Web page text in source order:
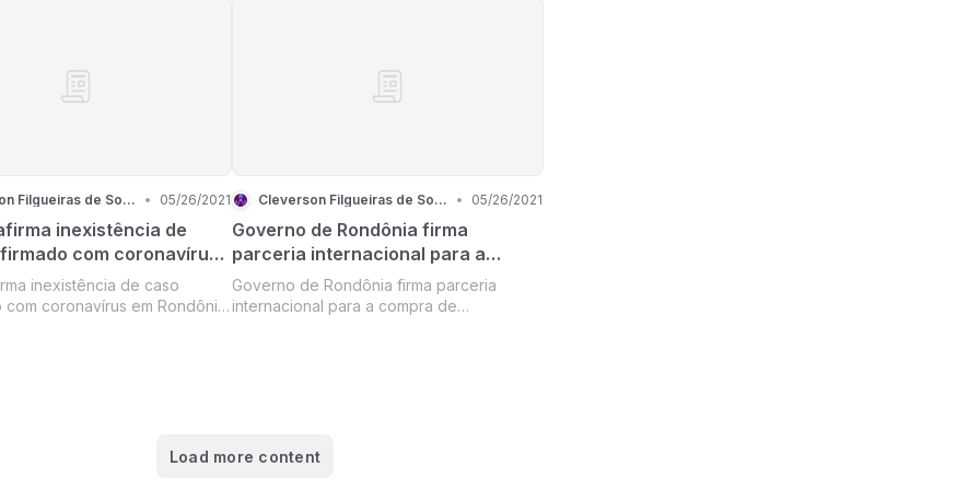
Cleverson Filgueiras de Souza • 05/26/2021
inexistência de
com coronavírus
e explica a diferença
e notificados
inexistência de caso
com coronavírus em Rondônia
Cleverson Filgueiras de Souza • 05/26/2021
Governo de Rondônia firma
parceria internacional para a
compra de equipamentos para o
combate ao coronavírus
Governo de Rondônia firma parceria
internacional para a compra de
Load more content